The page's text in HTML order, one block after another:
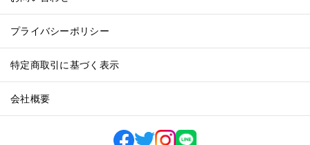
プライバシーポリシー
特定商取引に基づく表示
会社概要